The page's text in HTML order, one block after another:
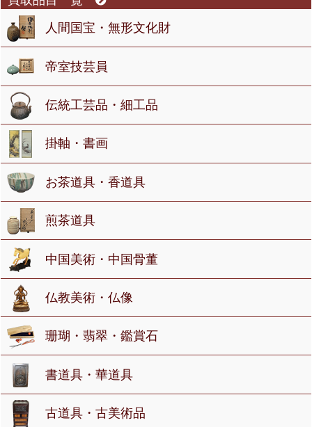
人間国宝・無形文化財
帝室技芸員
伝統工芸品・細工品
掛軸・書画
お茶道具・香道具
煎茶道具
中国美術・中国骨董
仏教美術・仏像
珊瑚・翡翠・鑑賞石
書道具・華道具
古道具・古美術品